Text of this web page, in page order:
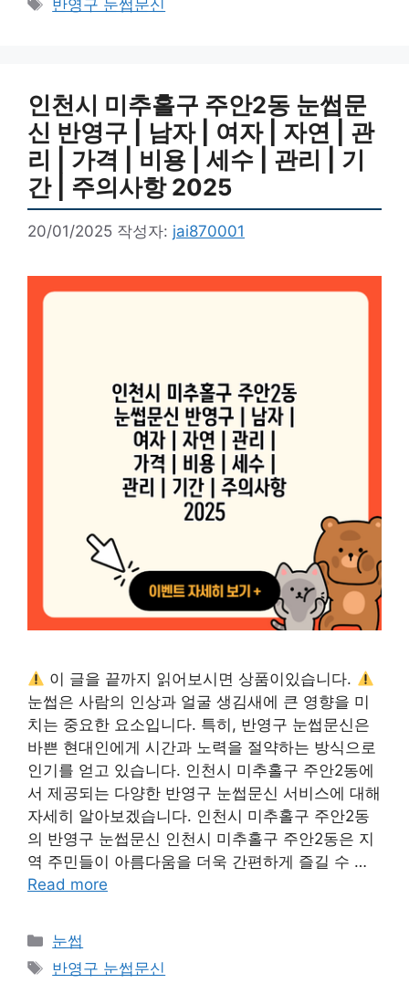
반영구 눈썹문신
인천시 미추홀구 주안2동 눈썹문
신 반영구 | 남자 | 여자 | 자연 | 관
리 | 가격 | 비용 | 세수 | 관리 | 기
간 | 주의사항 2025
20/01/2025 작성자: jai870001
이 글을 끝까지 읽어보시면 상품이있습니다.
눈썹은 사람의 인상과 얼굴 생김새에 큰 영향을 미
치는 중요한 요소입니다. 특히, 반영구 눈썹문신은
바쁜 현대인에게 시간과 노력을 절약하는 방식으로
인기를 얻고 있습니다. 인천시 미추홀구 주안2동에
서 제공되는 다양한 반영구 눈썹문신 서비스에 대해
자세히 알아보겠습니다. 인천시 미추홀구 주안2동
의 반영구 눈썹문신 인천시 미추홀구 주안2동은 지
역 주민들이 아름다움을 더욱 간편하게 즐길 수 …
Read more
카
테
눈썹
태
반영구 눈썹문신